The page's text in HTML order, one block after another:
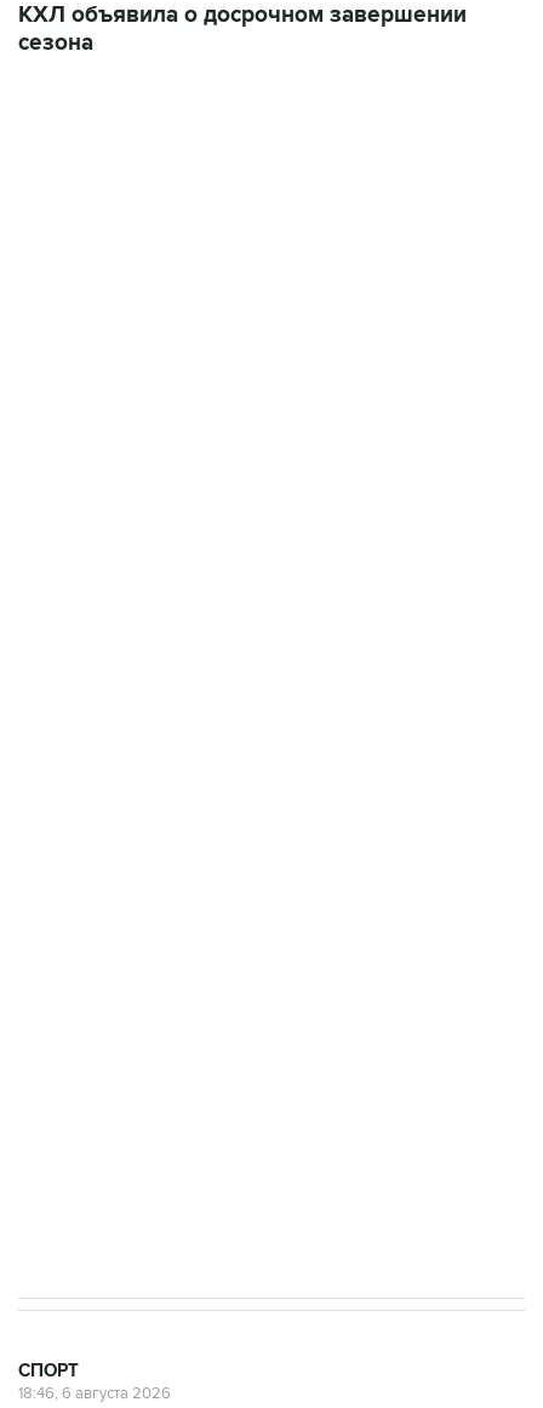
КХЛ объявила о досрочном завершении
сезона
СПОРТ
18:46, 6 августа 2026